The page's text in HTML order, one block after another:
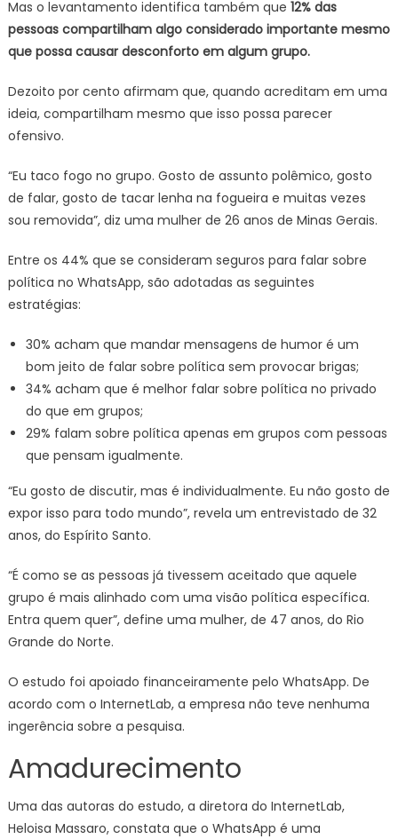
Mas o levantamento identifica também que 12% das
pessoas compartilham algo considerado importante mesmo
que possa causar desconforto em algum grupo.
Dezoito por cento afirmam que, quando acreditam em uma
ideia, compartilham mesmo que isso possa parecer
ofensivo.
“Eu taco fogo no grupo. Gosto de assunto polêmico, gosto
de falar, gosto de tacar lenha na fogueira e muitas vezes
sou removida”, diz uma mulher de 26 anos de Minas Gerais.
Entre os 44% que se consideram seguros para falar sobre
política no WhatsApp, são adotadas as seguintes
estratégias:
30% acham que mandar mensagens de humor é um
bom jeito de falar sobre política sem provocar brigas;
34% acham que é melhor falar sobre política no privado
do que em grupos;
29% falam sobre política apenas em grupos com pessoas
que pensam igualmente.
“Eu gosto de discutir, mas é individualmente. Eu não gosto de
expor isso para todo mundo”, revela um entrevistado de 32
anos, do Espírito Santo.
“É como se as pessoas já tivessem aceitado que aquele
grupo é mais alinhado com uma visão política específica.
Entra quem quer”, define uma mulher, de 47 anos, do Rio
Grande do Norte.
O estudo foi apoiado financeiramente pelo WhatsApp. De
acordo com o InternetLab, a empresa não teve nenhuma
ingerência sobre a pesquisa.
Amadurecimento
Uma das autoras do estudo, a diretora do InternetLab,
Heloisa Massaro, constata que o WhatsApp é uma